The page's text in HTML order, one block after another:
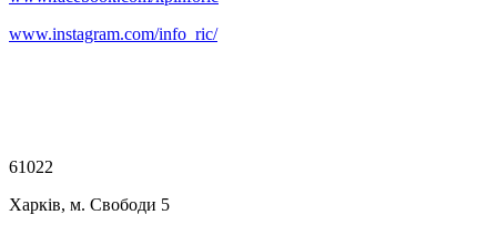
www.instagram.com/info_ric/
61022
Харків, м. Свободи 5